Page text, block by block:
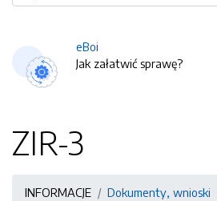
eBoi
Jak załatwić sprawę?
ZIR-3
INFORMACJE Dokumenty, wnioski